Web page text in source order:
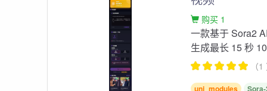
购买 1
一款基于 Sora2
生成最长 15 秒
（
uni_modules